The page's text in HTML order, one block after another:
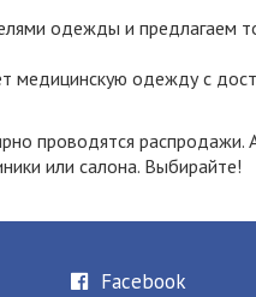
одежды и предлагаем
медицинскую одежду с
проводятся
или салона. Выбирайте!
Facebook